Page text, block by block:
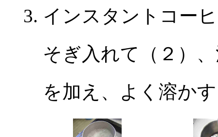
インスタントコー
そぎ入れて（２）
を加え、よく溶か